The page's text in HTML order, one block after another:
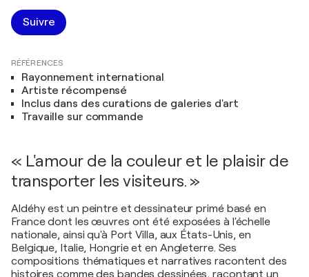
Suivre
RÉFÉRENCES
Rayonnement international
Artiste récompensé
Inclus dans des curations de galeries d'art
Travaille sur commande
« L'amour de la couleur et le plaisir de
transporter les visiteurs. »
Aldéhy est un peintre et dessinateur primé basé en
France dont les œuvres ont été exposées à l'échelle
nationale, ainsi qu'à Port Villa, aux États-Unis, en
Belgique, Italie, Hongrie et en Angleterre. Ses
compositions thématiques et narratives racontent des
histoires comme des bandes dessinées, racontant un